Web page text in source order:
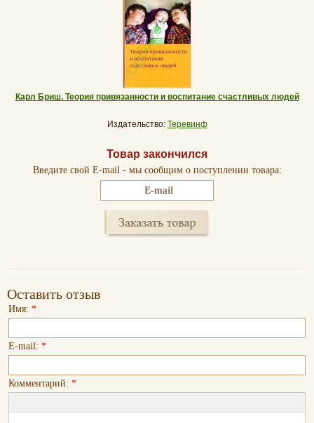
Карл Бриш. Теория привязанности и воспитание счастливых людей
Издательство: Теревинф
Товар закончился
Введите свой E-mail - мы сообщим о поступлении товара:
Оставить отзыв
Имя: *
E-mail: *
Комментарий: *